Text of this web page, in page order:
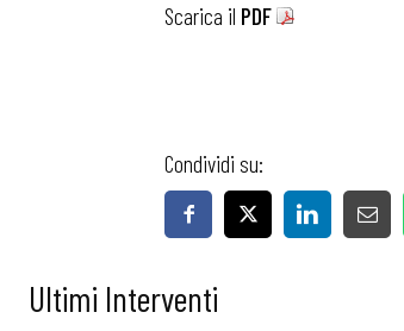
Scarica il PDF
Condividi su:
Ultimi Interventi